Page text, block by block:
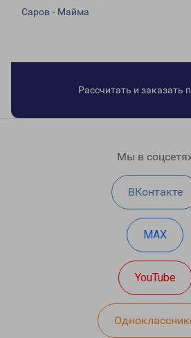
Саров - Майма
Рассчитать и заказать
Мы в
ВКонтакте
MAX
YouTube